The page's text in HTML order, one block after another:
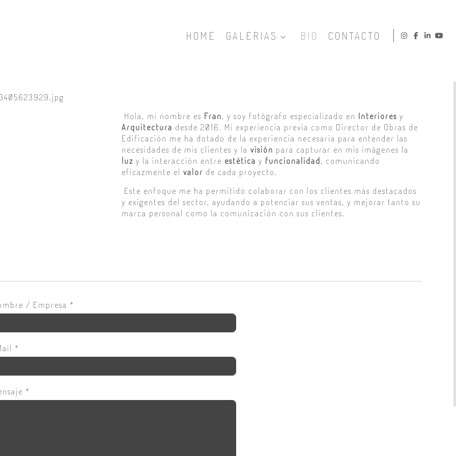
HOME GALERIAS BIO CONTACTO
Hola, mi nombre es Fran, y soy fotógrafo especializado en Interiores y
Arquitectura desde 2016. Mi experiencia previa como Director de Obras de
Edificación me ha dotado de la experiencia necesaria para entender las
necesidades de mis clientes y la visión para capturar en mis imágenes la
luz y la interacción entre estética y funcionalidad, comunicando
eficazmente el valor de cada proyecto.
Este enfoque me ha permitido colaborar con los clientes más destacados
y exigentes del sector, ayudando a potenciar sus ventas, y mejorar tanto su
marca personal como la comunicación con sus clientes.
/ Empresa *
*
*